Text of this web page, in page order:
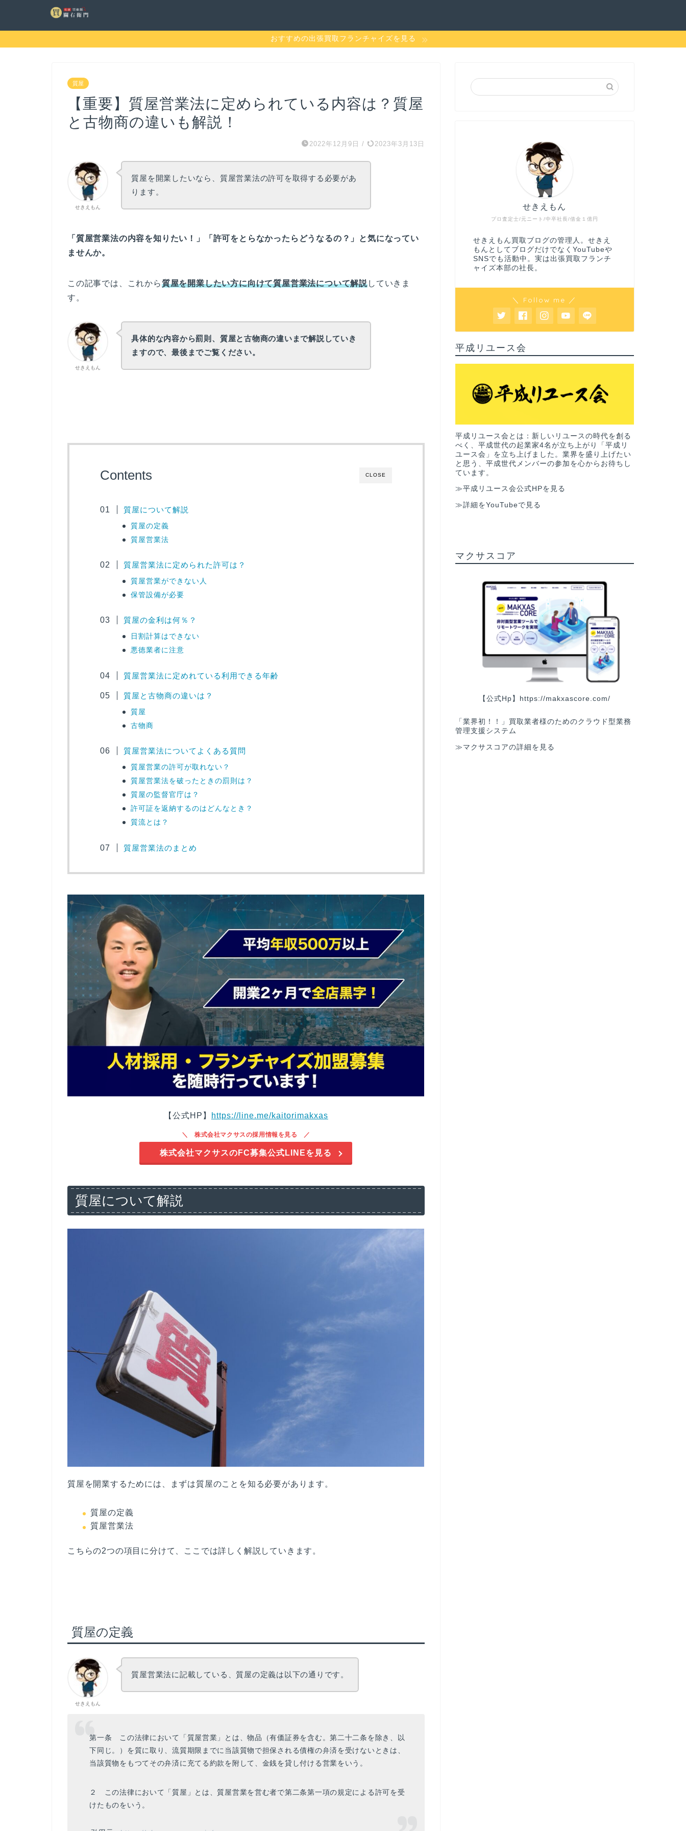
おすすめの出張買取フランチャイズを見る
質屋
【重要】質屋営業法に定められている内容は？質屋
と古物商の違いも解説！
2022年12月9日 / 2023年3月13日
せきえもん
質屋を開業したいなら、質屋営業法の許可を取得する必要があ
ります。
「質屋営業法の内容を知りたい！」「許可をとらなかったらどうなるの？」と気になってい
ませんか。
この記事では、これから質屋を開業したい方に向けて質屋営業法について解説していきま
す。
せきえもん
具体的な内容から罰則、質屋と古物商の違いまで解説していき
ますので、最後までご覧ください。
CLOSE
Contents
質屋について解説
質屋の定義
質屋営業法
質屋営業法に定められた許可は？
質屋営業ができない人
保管設備が必要
質屋の金利は何％？
日割計算はできない
悪徳業者に注意
質屋営業法に定めれている利用できる年齢
質屋と古物商の違いは？
質屋
古物商
質屋営業法についてよくある質問
質屋営業の許可が取れない？
質屋営業法を破ったときの罰則は？
質屋の監督官庁は？
許可証を返納するのはどんなとき？
質流とは？
質屋営業法のまとめ
【公式HP】 https://line.me/kaitorimakxas
株式会社マクサスの採用情報を見る
株式会社マクサスのFC募集公式LINEを見る
質屋について解説
質屋を開業するためには、まずは質屋のことを知る必要があります。
質屋の定義
質屋営業法
こちらの2つの項目に分けて、ここでは詳しく解説していきます。
質屋の定義
せきえもん
質屋営業法に記載している、質屋の定義は以下の通りです。
第一条 この法律において「質屋営業」とは、物品（有価証券を含む。第二十二条を除き、以
下同じ。）を質に取り、流質期限までに当該質物で担保される債権の弁済を受けないときは、
当該質物をもつてその弁済に充てる約款を附して、金銭を貸し付ける営業をいう。
２ この法律において「質屋」とは、質屋営業を営む者で第二条第一項の規定による許可を受
けたものをいう。
プロ査定士/元ニート/中卒社長/借金１億円
せきえもん
せきえもん買取ブログの管理人。せきえ
もんとしてブログだけでなくYouTubeや
SNSでも活動中。実は出張買取フランチ
ャイズ本部の社長。
＼ Follow me ／
平成リユース会
平成リユース会とは：新しいリユースの時代を創る
べく、平成世代の起業家4名が立ち上がり「平成リ
ユース会」を立ち上げました。業界を盛り上げたい
と思う、平成世代メンバーの参加を心からお待ちし
ています。
≫平成リユース会公式HPを見る
≫詳細をYouTubeで見る
マクサスコア
【公式Hp】 https://makxascore.com/
「業界初！！」買取業者様のためのクラウド型業務
管理支援システム
≫マクサスコアの詳細を見る